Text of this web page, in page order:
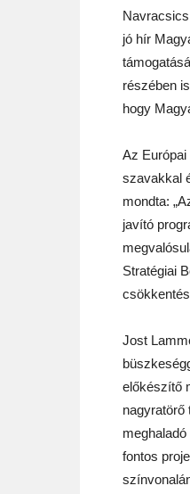
jó hír
részében
hogy
Az
szavakkal
mondta:
javító
Stratégiai
Jost
előkészítő
nagyratörő
fontos